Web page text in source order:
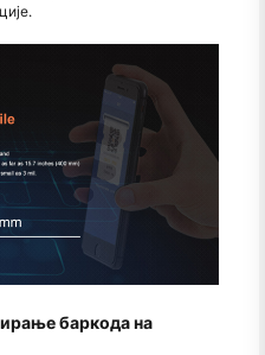
баркода на